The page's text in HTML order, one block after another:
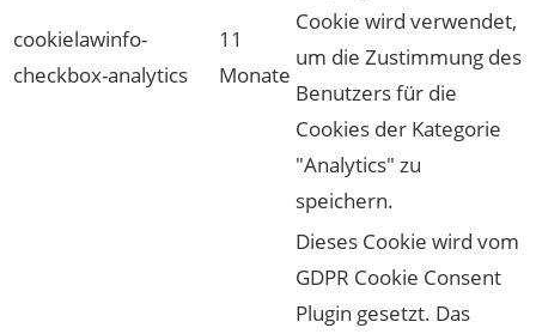
cookielawinfo-
checkbox-analytics
11
Monate
Cookie wird verwendet,
um die Zustimmung des
Benutzers für die
Cookies der Kategorie
"Analytics" zu
speichern.
Dieses Cookie wird vom
GDPR Cookie Consent
Plugin gesetzt. Das